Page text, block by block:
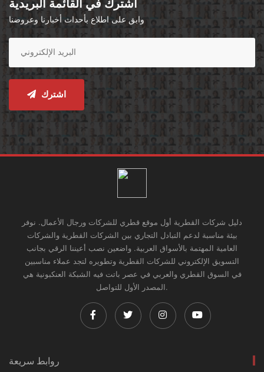
اشترك في القائمة البريدية
وابق على اطلاع بأحداث أخبارنا وعروضنا
اشترك
دليل شركات القطرية أول موقع قطري للشركات ورجال الأعمال. نوفر
بيئة مناسبة لدعم التبادل التجاري بين الشركات القطرية والشركات
العامية المهتمة بالأسواق العربية. واضعين نصب أعيننا الرقي بجانب
التسويق الإلكتروني للشركات القطرية وتطويره لتجد عملاء مناسبين
في السوق القطري والعربي في عصر باتت فيه الشبكة العنكبونية هي
المصدر الأول للتواصل.
روابط سريعة